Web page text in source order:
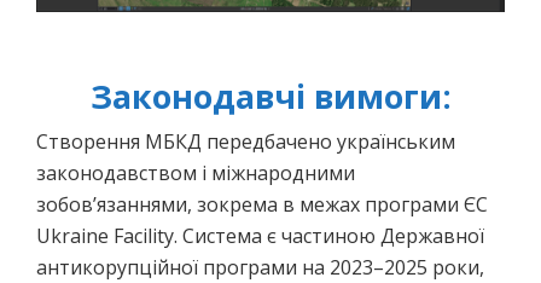
Законодавчі вимоги:
Створення МБКД передбачено українським
законодавством і міжнародними
зобов’язаннями, зокрема в межах програми ЄС
Ukraine Facility. Система є частиною Державної
антикорупційної програми на 2023–2025 роки,